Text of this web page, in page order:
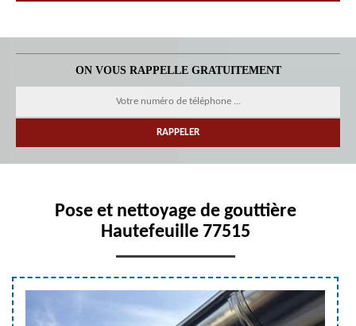
ON VOUS RAPPELLE GRATUITEMENT
Pose et nettoyage de gouttière
Hautefeuille 77515